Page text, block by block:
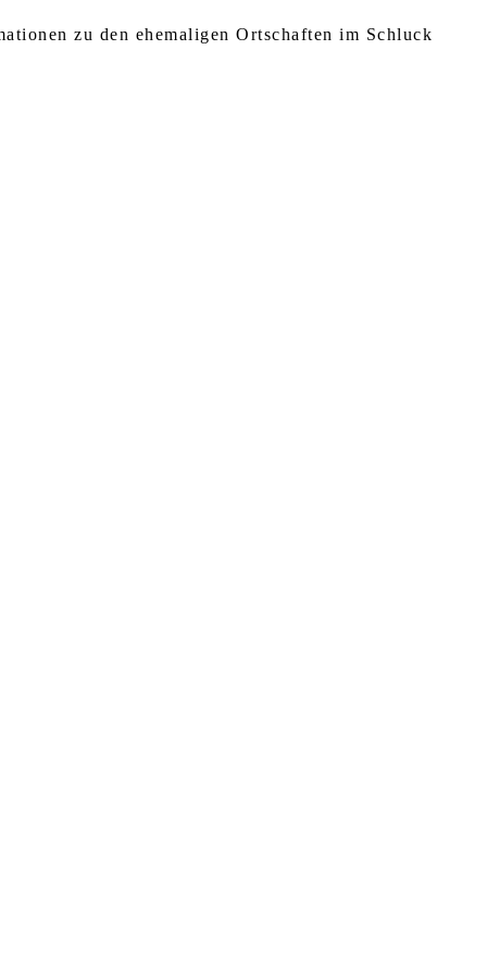
zu den ehemaligen Ortschaften im Schluck